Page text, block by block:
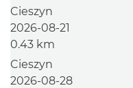
Cieszyn
2026-08-21
0.43 km
Cieszyn
2026-08-28